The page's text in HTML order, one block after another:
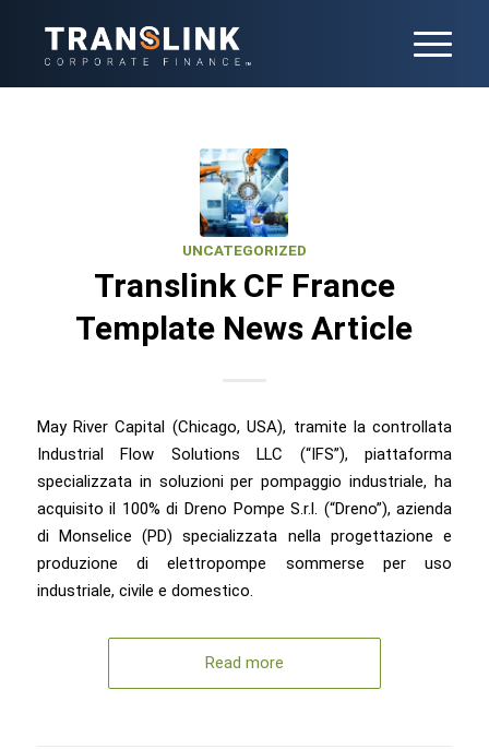
UNCATEGORIZED
Translink CF France
Template News Article
May River Capital (Chicago, USA), tramite la controllata
Industrial Flow Solutions LLC (“IFS”), piattaforma
specializzata in soluzioni per pompaggio industriale, ha
acquisito il 100% di Dreno Pompe S.r.l. (“Dreno”), azienda
di Monselice (PD) specializzata nella progettazione e
produzione di elettropompe sommerse per uso
industriale, civile e domestico.
Read more